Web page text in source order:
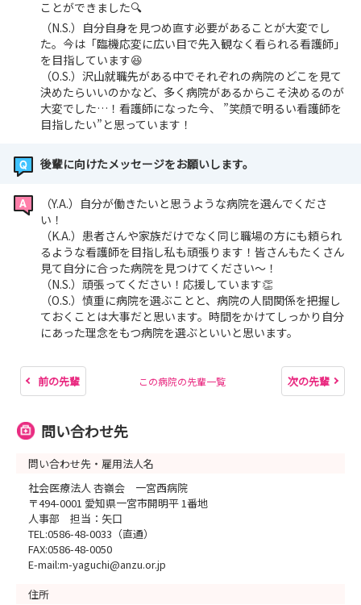
ことができました🔍
（N.S.）自分自身を見つめ直す必要があることが大変でし
た。今は「臨機応変に広い目で先入観なく看られる看護師」
を目指しています😆
（O.S.）沢山就職先がある中でそれぞれの病院のどこを見て
決めたらいいのかなど、多く病院があるからこそ決めるのが
大変でした…！看護師になった今、 ”笑顔で明るい看護師を
目指したい”と思っています！
後輩に向けたメッセージをお願いします。
（Y.A.）自分が働きたいと思うような病院を選んでくださ
い！
（K.A.）患者さんや家族だけでなく同じ職場の方にも頼られ
るような看護師を目指し私も頑張ります！皆さんもたくさん
見て自分に合った病院を見つけてください〜！
（N.S.）頑張ってください！応援しています👏
（O.S.）慎重に病院を選ぶことと、病院の人間関係を把握し
ておくことは大事だと思います。時間をかけてしっかり自分
にあった理念をもつ病院を選ぶといいと思います。
前の先輩 この病院の先輩一覧 次の先輩
問い合わせ先
問い合わせ先・雇用法人名
社会医療法人 杏嶺会 一宮西病院
〒494-0001 愛知県一宮市開明平 1番地
人事部 担当：矢口
TEL:0586-48-0033（直通）
FAX:0586-48-0050
E-mail:m-yaguchi@anzu.or.jp
住所